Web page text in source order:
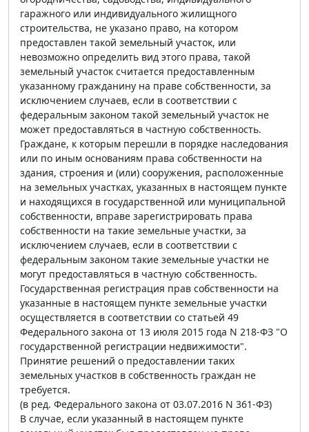
гаражного или индивидуального жилищного
строительства, не указано право, на котором
предоставлен такой земельный участок, или
невозможно определить вид этого права, такой
земельный участок считается предоставленным
указанному гражданину на праве собственности, за
исключением случаев, если в соответствии с
федеральным законом такой земельный участок не
может предоставляться в частную собственность.
Граждане, к которым перешли в порядке наследования
или по иным основаниям права собственности на
здания, строения и (или) сооружения, расположенные
на земельных участках, указанных в настоящем пункте
и находящихся в государственной или муниципальной
собственности, вправе зарегистрировать права
собственности на такие земельные участки, за
исключением случаев, если в соответствии с
федеральным законом такие земельные участки не
могут предоставляться в частную собственность.
Государственная регистрация прав собственности на
указанные в настоящем пункте земельные участки
осуществляется в соответствии со статьей 49
Федерального закона от 13 июля 2015 года N 218-ФЗ "О
государственной регистрации недвижимости".
Принятие решений о предоставлении таких
земельных участков в собственность граждан не
требуется.
(в ред. Федерального закона от 03.07.2016 N 361-ФЗ)
В случае, если указанный в настоящем пункте